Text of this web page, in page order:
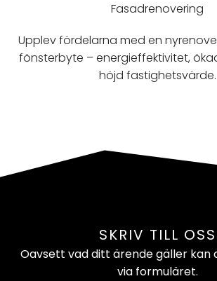
Fasadrenovering
Upplev fördelarna med en
fönsterbyte – energieffektivitet,
höjd fastighetsvärde.
SKRIV TILL OSS
Oavsett vad ditt ärende gäller kan
via formuläret.